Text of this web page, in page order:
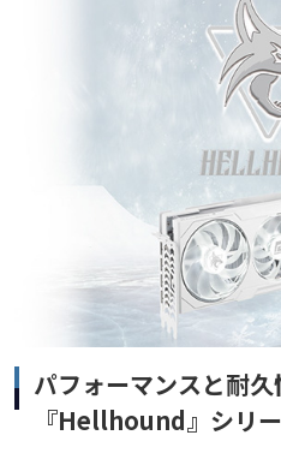
パフォーマンスと耐
『Hellhound』シリ